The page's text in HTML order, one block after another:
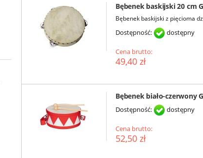
Bębenek baskijski 20 cm
Bębenek baskijski z pięcioma
Dostępność: dostępny
Cena brutto:
49,40 zł
Bębenek biało-czerwony
Dostępność: dostępny
Cena brutto:
52,50 zł